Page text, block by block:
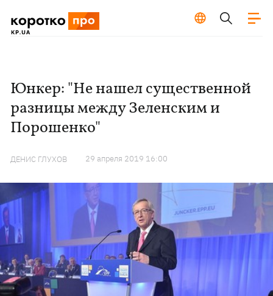
Юнкер: "Не нашел существенной
разницы между Зеленским и
Порошенко"
ДЕНИС ГЛУХОВ 29 апреля 2019 16:00